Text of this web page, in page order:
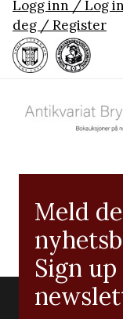
Logg inn / Log in
deg / Register
Meld
Sign